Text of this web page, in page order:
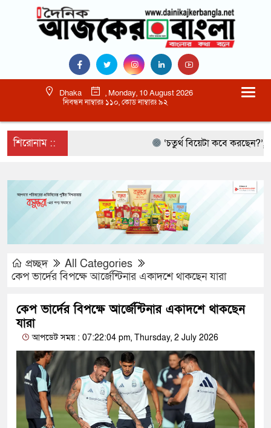
Dhaka
, Monday, 10 August 2026
নিবন্ধন নাম্বারঃ ১১০, কোড নাম্বারঃ ৯২
শিরোনাম :: ‘চতুর্থ বিয়েটা কবে করছেন?’,
প্রচ্ছদ
All Categories
কেপ ভার্দের বিপক্ষে আর্জেন্টিনার একাদশে থাকছেন যারা
কেপ ভার্দের বিপক্ষে আর্জেন্টিনার একাদশে থাকছেন
যারা
আপডেট সময় : 07:22:04 pm, Thursday, 2 July 2026